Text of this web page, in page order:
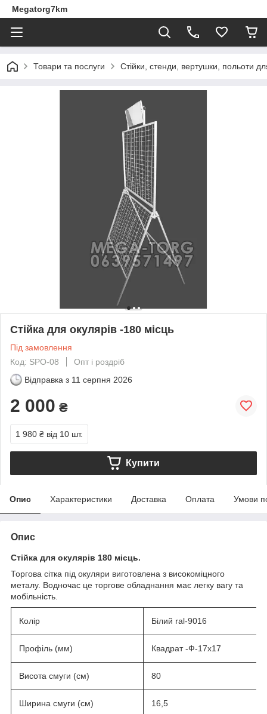
Megatorg7km
Товари та послуги Стійки, стенди, вертушки, польоти
Стійка для окулярів -180 місць
Під замовлення
Код: SPO-08
Опт і роздріб
Відправка з 11 серпня 2026
2 000 ₴
1 980 ₴ від 10 шт.
Купити
Опис Характеристики Доставка Оплата Умови
Опис
Стійка для окулярів 180 місць.
Торгова сітка під окуляри виготовлена з високоміцного
металу. Водночас це торгове обладнання має легку вагу та
мобільність.
Колір Білий ral-9016
Профіль (мм) Квадрат -Ф-17х17
Висота смуги (см) 80
Ширина смуги (см) 16,5